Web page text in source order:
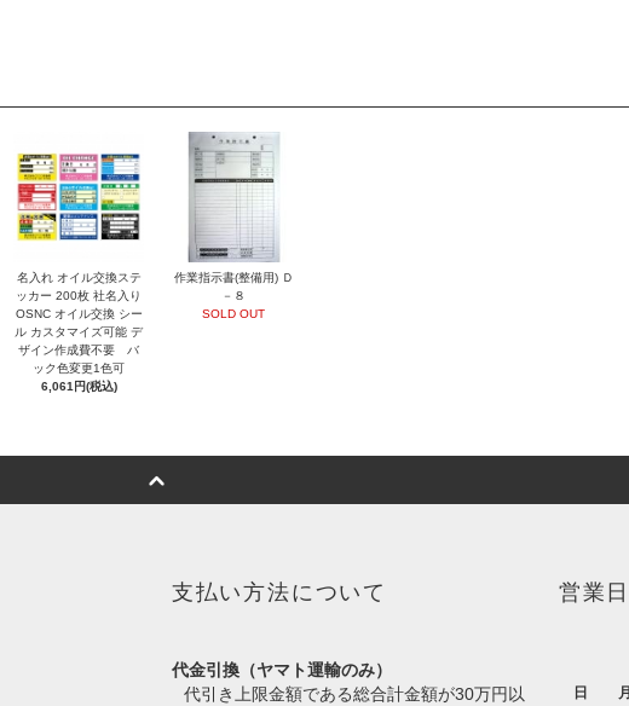
名入れ オイル交換ステ
ッカー 200枚 社名入り
OSNC オイル交換 シー
ル カスタマイズ可能 デ
ザイン作成費不要 バ
ック色変更1色可
6,061円(税込)
作業指示書(整備用) Ｄ
－８
SOLD OUT
支払い方法について
代金引換（ヤマト運輸のみ）
代引き上限金額である総合計金額が30万円以
営業
日
月